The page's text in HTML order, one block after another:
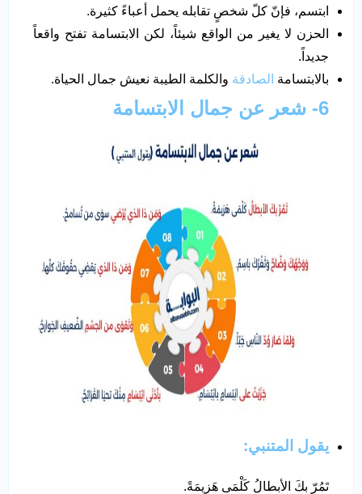
ابتسم، فإنّ كلّ شخصٍ تقابله يحمل أعباءً كثيرة.
الحزن لا يغير من الواقع شيئاً، لكن الابتسامة تفتح واقعاً
جديداً.
بالابتسامة الصادقة والكلمة الطيبة نعيش جمال الحياة.
6- شعر عن جمال الابتسامة
يقول المتنبي:
تَمُرّ بكَ الأبطالُ كَلْمَى هَزيمَةً.